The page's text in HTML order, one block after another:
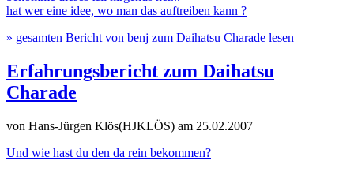
hat wer eine idee, wo man das auftreiben kann ?
» gesamten Bericht von benj zum Daihatsu Charade lesen
Erfahrungsbericht zum Daihatsu
Charade
von Hans-Jürgen Klös(HJKLÖS) am 25.02.2007
Und wie hast du den da rein bekommen?